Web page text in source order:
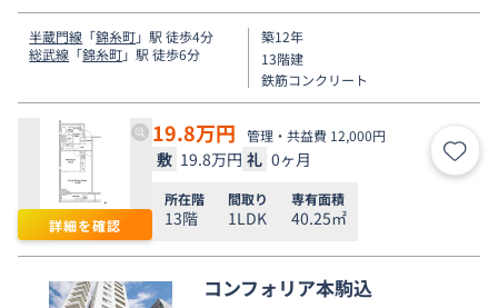
半蔵門線 「錦糸町」駅 徒歩4分
総武線 「錦糸町」駅 徒歩6分
築12年
13階建
鉄筋コンクリート
詳細を確認
19.8万円 管理・共益費 12,000円
敷 19.8万円 礼 0ヶ月 お気
所在階
13階
間取り
1LDK
専有面積
40.25㎡
コンフォリア本駒込